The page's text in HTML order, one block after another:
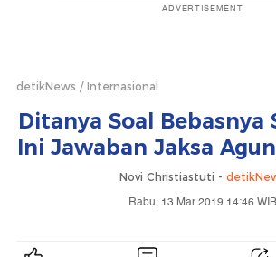
ADVERTISEMENT
detikNews Internasional
Ditanya Soal Bebasnya
Ini Jawaban Jaksa
Novi Christiastuti -
Rabu, 13 Mar 2019 14:46 WIB